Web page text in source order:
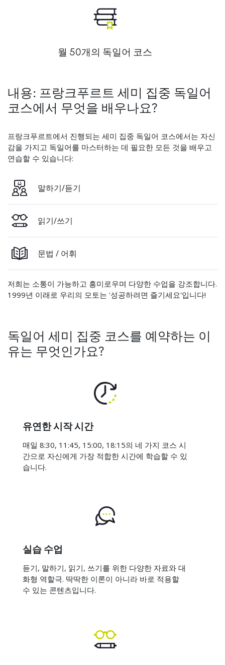
월 50개의 독일어 코스
내용: 프랑크푸르트 세미 집중 독일어
코스에서 무엇을 배우나요?
프랑크푸르트에서 진행되는 세미 집중 독일어 코스에서는 자신
감을 가지고 독일어를 마스터하는 데 필요한 모든 것을 배우고
연습할 수 있습니다:
말하기/듣기
읽기/쓰기
문법 / 어휘
저희는 소통이 가능하고 흥미로우며 다양한 수업을 강조합니다.
1999년 이래로 우리의 모토는 '성공하려면 즐기세요'입니다!
독일어 세미 집중 코스를 예약하는 이
유는 무엇인가요?
유연한 시작 시간
매일 8:30, 11:45, 15:00, 18:15의 네 가지 코스 시
간으로 자신에게 가장 적합한 시간에 학습할 수 있
습니다.
실습 수업
듣기, 말하기, 읽기, 쓰기를 위한 다양한 자료와 대
화형 역할극. 딱딱한 이론이 아니라 바로 적용할
수 있는 콘텐츠입니다.